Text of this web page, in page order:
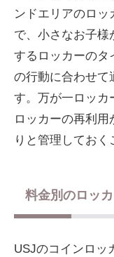
ンドエリアのロ
で、小さなお子様
するロッカーのタ
の行動に合わせて
す。万が一ロッカ
ロッカーの再利
りと管理しておく
料金別のロッ
USJのコインロッ